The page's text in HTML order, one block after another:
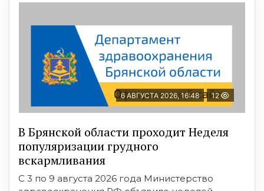
6 АВГУСТА 2026, 16:48 12
В Брянской области проходит Неделя
популяризации грудного
вскармливания
С 3 по 9 августа 2026 года Министерство